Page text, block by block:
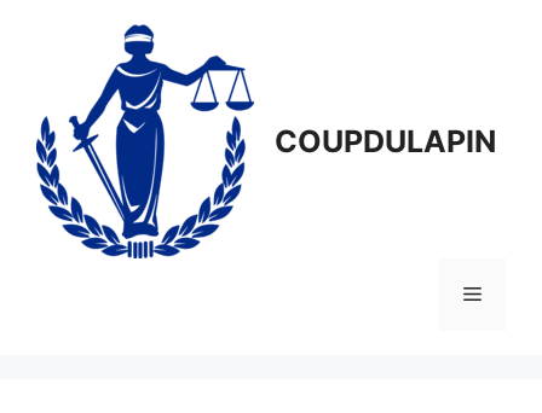
COUPDULAPIN
Menu